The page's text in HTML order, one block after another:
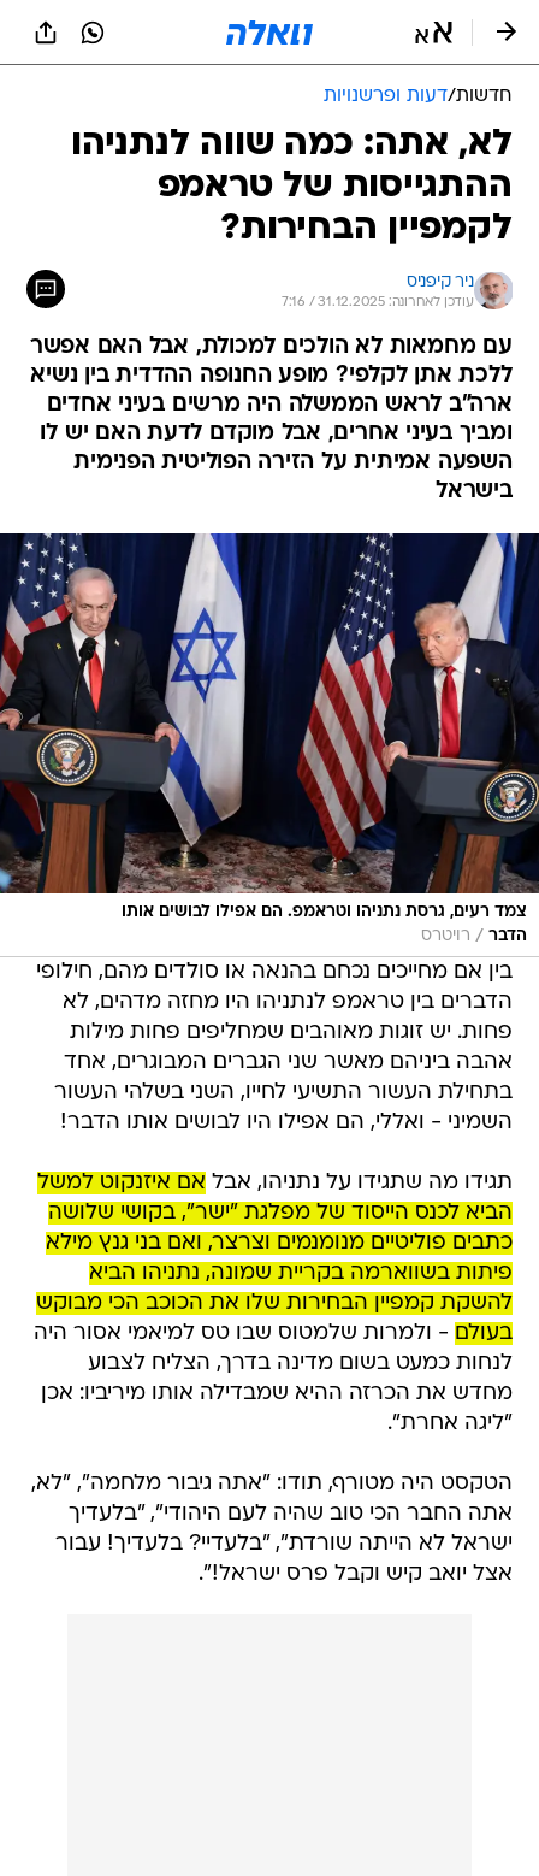
חדשות/דעות ופרשנויות
לא, אתה: כמה שווה לנתניהו
ההתגייסות של טראמפ
לקמפיין הבחירות?
ניר קיפניס
עודכן לאחרונה: 31.12.2025 / 7:16
עם מחמאות לא הולכים למכולת, אבל האם אפשר
ללכת אתן לקלפי? מופע החנופה ההדדית בין נשיא
ארה"ב לראש הממשלה היה מרשים בעיני אחדים
ומביך בעיני אחרים, אבל מוקדם לדעת האם יש לו
השפעה אמיתית על הזירה הפוליטית הפנימית
בישראל
צמד רעים, גרסת נתניהו וטראמפ. הם אפילו לבושים אותו
הדבר / רויטרס
בין אם מחייכים נכחם בהנאה או סולדים מהם, חילופי
הדברים בין טראמפ לנתניהו היו מחזה מדהים, לא
פחות. יש זוגות מאוהבים שמחליפים פחות מילות
אהבה ביניהם מאשר שני הגברים המבוגרים, אחד
בתחילת העשור התשיעי לחייו, השני בשלהי העשור
השמיני - ואללי, הם אפילו היו לבושים אותו הדבר!
תגידו מה שתגידו על נתניהו, אבל אם איזנקוט למשל
הביא לכנס הייסוד של מפלגת "ישר", בקושי שלושה
כתבים פוליטיים מנומנמים וצרצר, ואם בני גנץ מילא
פיתות בשווארמה בקריית שמונה, נתניהו הביא
להשקת קמפיין הבחירות שלו את הכוכב הכי מבוקש
בעולם - ולמרות שלמטוס שבו טס למיאמי אסור היה
לנחות כמעט בשום מדינה בדרך, הצליח לצבוע
מחדש את הכרזה ההיא שמבדילה אותו מיריביו: אכן
"ליגה אחרת".
הטקסט היה מטורף, תודו: "אתה גיבור מלחמה", "לא,
אתה החבר הכי טוב שהיה לעם היהודי", "בלעדיך
ישראל לא הייתה שורדת", "בלעדיי? בלעדיך! עבור
אצל יואב קיש וקבל פרס ישראל!".